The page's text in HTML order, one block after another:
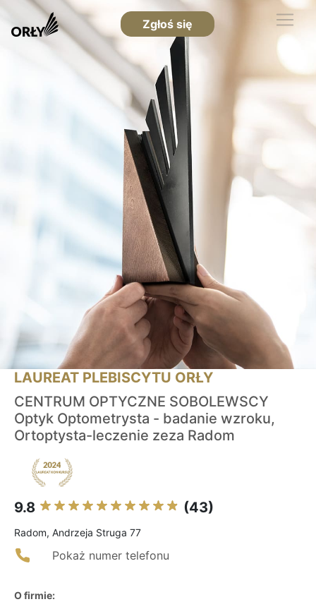
Zgłoś się
LAUREAT PLEBISCYTU ORŁY
CENTRUM OPTYCZNE SOBOLEWSCY
Optyk Optometrysta - badanie wzroku,
Ortoptysta-leczenie zeza Radom
9.8 (43)
Radom, Andrzeja Struga 77
Pokaż numer telefonu
O firmie: